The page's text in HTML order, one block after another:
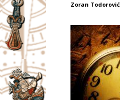
Zoran Todorović